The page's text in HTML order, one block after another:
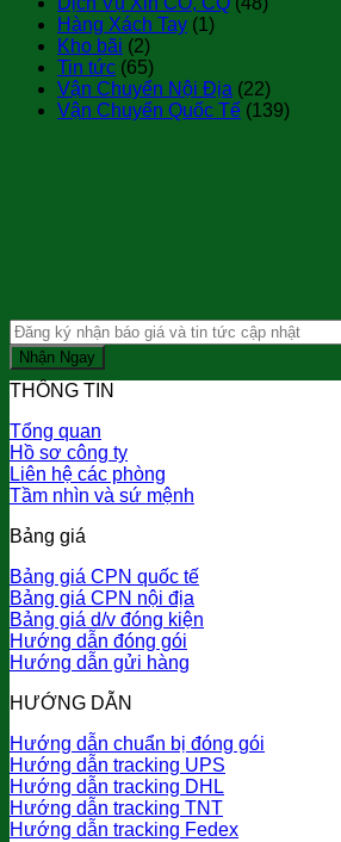
Hàng Xách Tay (1)
Kho bãi (2)
Tin tức (65)
Vận Chuyển Nội Địa (22)
Vận Chuyển Quốc Tế (139)
THÔNG TIN
Tổng quan
Hồ sơ công ty
Liên hệ các phòng
Tầm nhìn và sứ mệnh
Bảng giá
Bảng giá CPN quốc tế
Bảng giá CPN nội địa
Bảng giá d/v đóng kiện
Hướng dẫn đóng gói
Hướng dẫn gửi hàng
HƯỚNG DẪN
Hướng dẫn chuẩn bị đóng gói
Hướng dẫn tracking UPS
Hướng dẫn tracking DHL
Hướng dẫn tracking TNT
Hướng dẫn tracking Fedex